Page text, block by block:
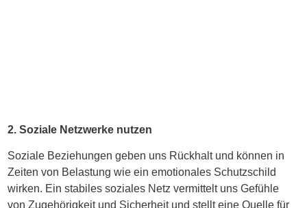
2. Soziale Netzwerke nutzen
Soziale Beziehungen geben uns Rückhalt und können in
Zeiten von Belastung wie ein emotionales Schutzschild
wirken. Ein stabiles soziales Netz vermittelt uns Gefühle
von Zugehörigkeit und Sicherheit und stellt eine Quelle für